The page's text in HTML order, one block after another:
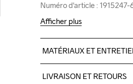
Numéro d'article :
Numéro d'article :
Afficher plus
MATÉRIAUX ET
LIVRAISON ET RETOURS